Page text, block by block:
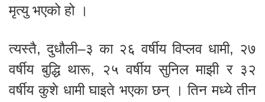
मृत्यु भएको हो ।
त्यस्तै, दुधौली–३ का २६ वर्षीय विप्लव धामी, २७
वर्षीय बुद्धि थारू, २५ वर्षीय सुनिल माझी र ३२
वर्षीय कुशे धामी घाइते भएका छन् । तिन मध्ये तीन